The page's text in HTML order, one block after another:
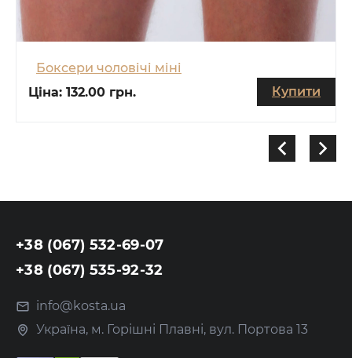
Боксери чоловічі міні
Ціна: 132.00 грн. Купити
+38 (067) 532-69-07
+38 (067) 535-92-32
info@kosta.ua
Україна, м. Горішні Плавні, вул. Портова 13